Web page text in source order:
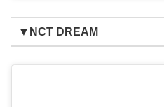
▼NCT DREAM